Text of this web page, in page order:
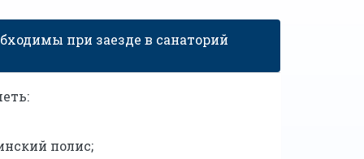
при заезде в санаторий
полис;